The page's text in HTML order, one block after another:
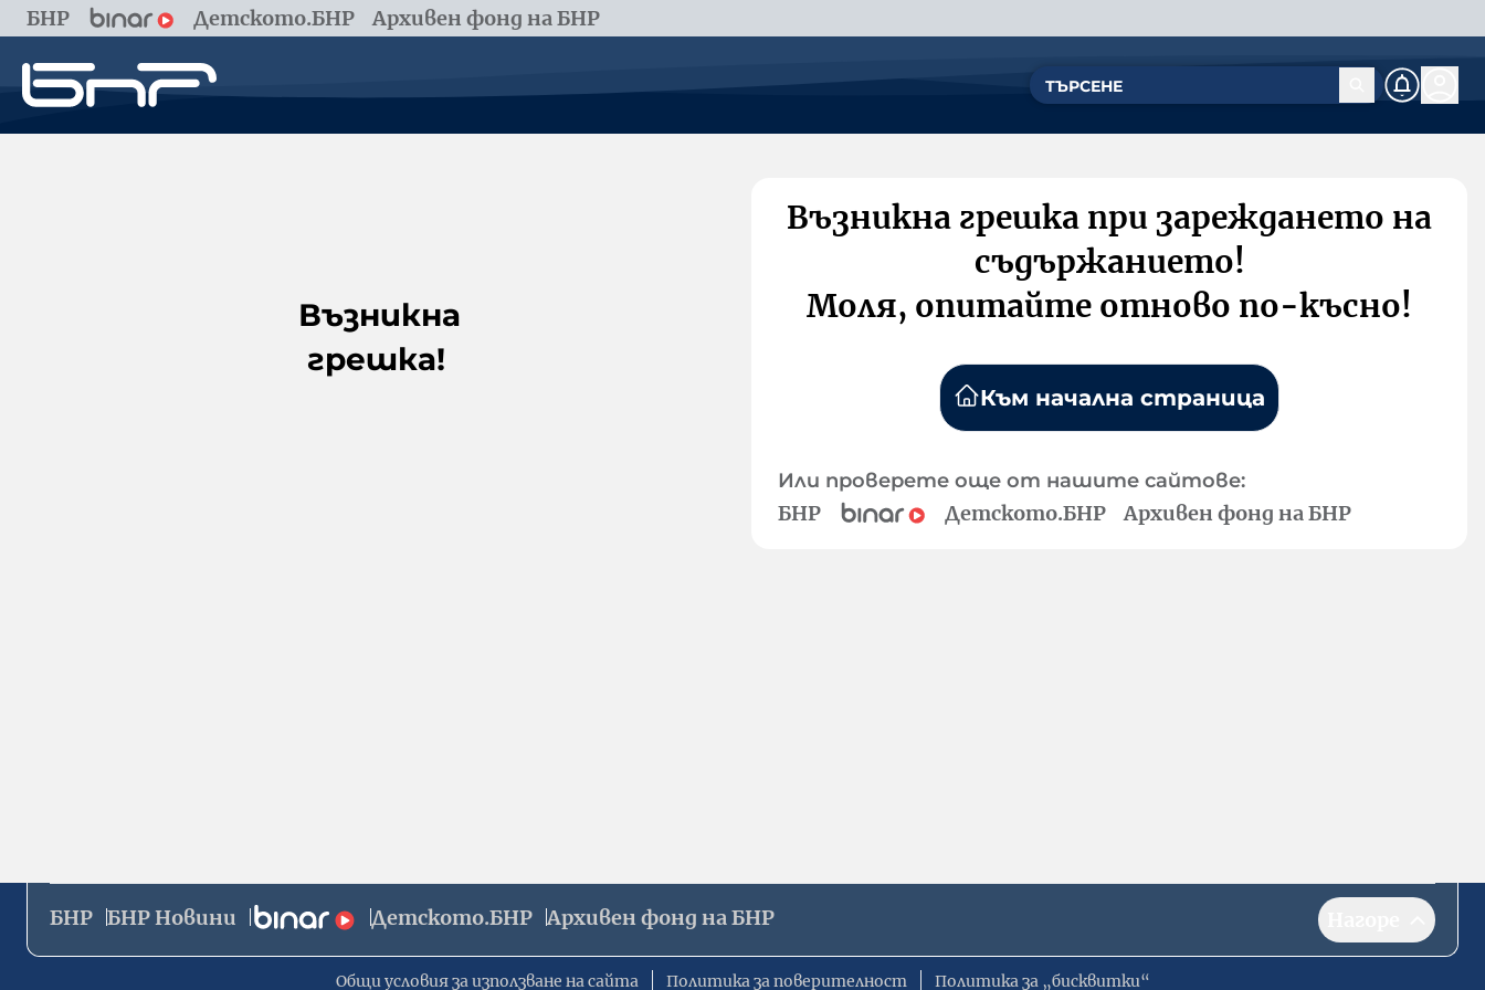
БНР Детското.БНР Архивен фонд на БНР
Възникна
грешка!
Възникна грешка при зареждането на
съдържанието!
Моля, опитайте отново по-късно!
Към начална страница
Или проверете още от нашите сайтове:
БНР Детското.БНР Архивен фонд на БНР
БНР БНР Новини Детското.БНР Архивен фонд на БНР
Общи условия за използване на сайта Политика за поверителност Политика за „бисквитки“